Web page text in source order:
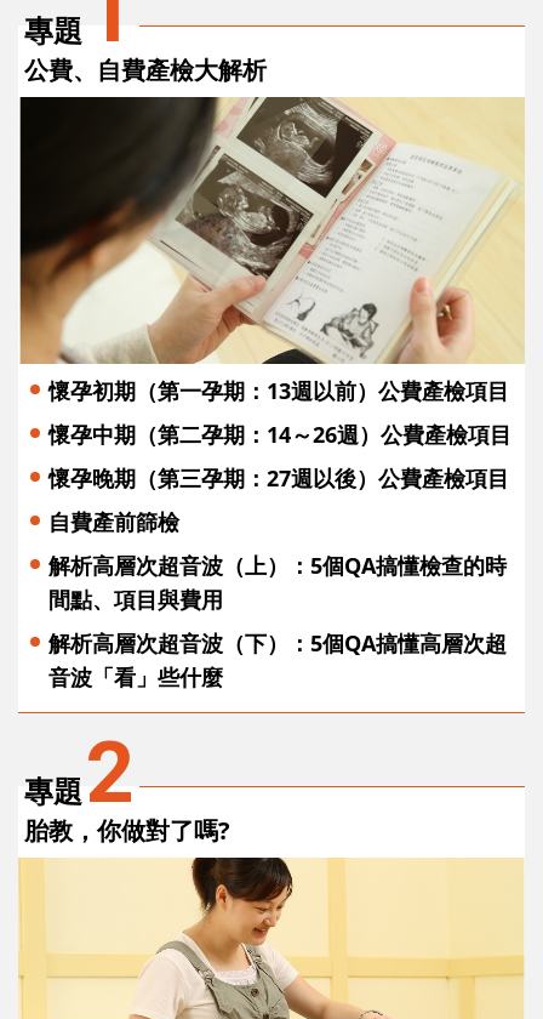
專題
公費、自費產檢大解析
懷孕初期（第一孕期：13週以前）公費產檢項目
懷孕中期（第二孕期：14～26週）公費產檢項目
懷孕晚期（第三孕期：27週以後）公費產檢項目
自費產前篩檢
解析高層次超音波（上）：5個QA搞懂檢查的時
間點、項目與費用
解析高層次超音波（下）：5個QA搞懂高層次超
音波「看」些什麼
專題2
胎教，你做對了嗎?